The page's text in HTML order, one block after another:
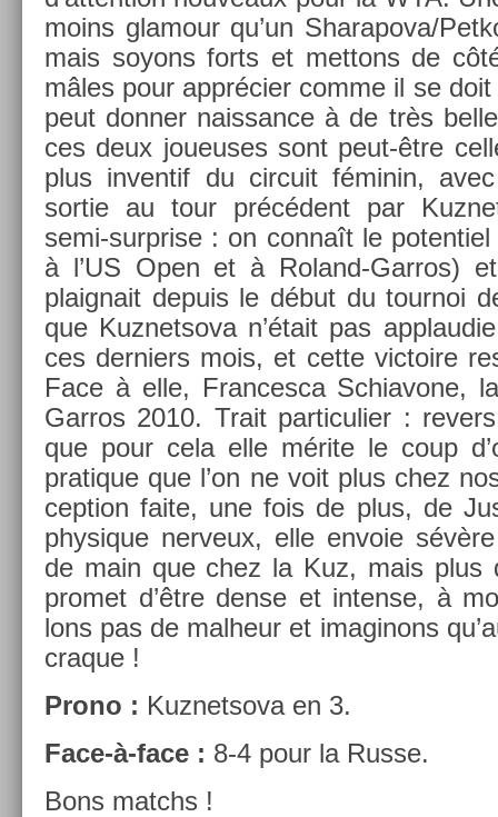
moins glamour qu’un Sharapova/­
mais soyons forts et met­tons de
mâles pour apprécier comme il se
peut donn­er nais­sance à de très
ces deux joueuses sont peut-être
plus in­ven­tif du cir­cuit féminin, avec
sor­tie au tour précédent par
semi-surprise : on connaît le
à l’US Open et à Roland-Garros)
plaig­nait de­puis le début du tour­noi
que Kuz­netsova n’était pas
ces de­rni­ers mois, et cette vic­toire
Face à elle, Fran­cesca Schiavone,
Garros 2010. Trait par­ticuli­er :
que pour cela elle mérite le coup
pratique que l’on ne voit plus chez
cep­tion faite, une fois de plus, de
physique ner­veux, elle en­voie
de main que chez la Kuz, mais
pro­met d’être dense et in­ten­se, à
lons pas de mal­heur et im­aginons
craque !
Prono : Kuz­netsova en 3.
Face-à-face : 8-4 pour la Russe.
Bons matchs !